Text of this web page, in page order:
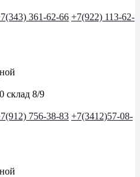
361-62-66 +7(922) 113-62-
склад 8/9
756-38-83 +7(3412)57-08-